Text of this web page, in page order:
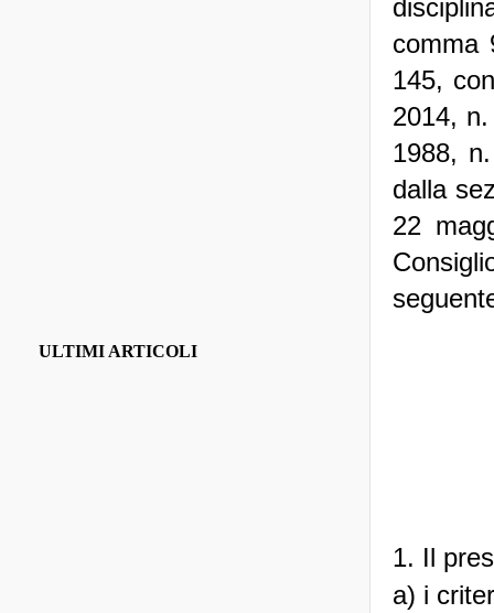
comma
145,
2014,
1988,
dalla
22
1. Il
a) i
ULTIMI ARTICOLI